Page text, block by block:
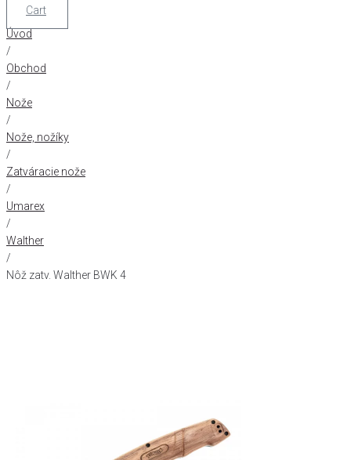
Cart
Úvod
/
Obchod
/
Nože
/
Nože, nožíky
/
Zatváracie nože
/
Umarex
/
Walther
/
Nôž zatv. Walther BWK 4